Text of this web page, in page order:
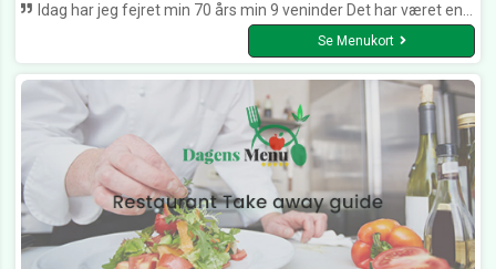
Idag har jeg fejret min 70 års min 9 veninder Det har været en super oplevelse med god betjening og god mad Det er ikke sidste gang vi kommer Hilsen Hanne Kramer
Se Menukort